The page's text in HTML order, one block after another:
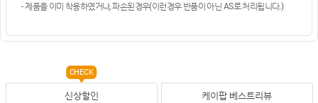
- 제품을 이미 착용하였거나, 파손된경우(이런경우 반품이 아닌 AS로 처리됩니다.)
신상할인
CHECK
케이팝 베스트리뷰